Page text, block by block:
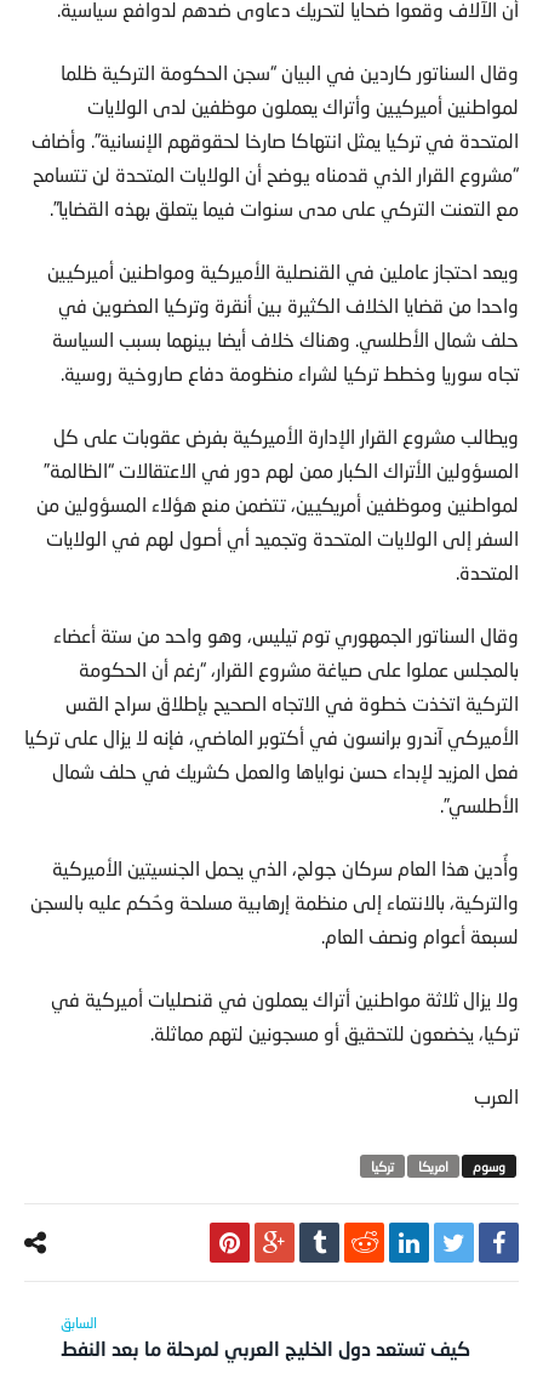
أن الآلاف وقعوا ضحايا لتحريك دعاوى ضدهم لدوافع سياسية.
وقال السناتور كاردين في البيان “سجن الحكومة التركية ظلما
لمواطنين أميركيين وأتراك يعملون موظفين لدى الولايات
المتحدة في تركيا يمثل انتهاكا صارخا لحقوقهم الإنسانية”. وأضاف
“مشروع القرار الذي قدمناه يوضح أن الولايات المتحدة لن تتسامح
مع التعنت التركي على مدى سنوات فيما يتعلق بهذه القضايا”.
ويعد احتجاز عاملين في القنصلية الأميركية ومواطنين أميركيين
واحدا من قضايا الخلاف الكثيرة بين أنقرة وتركيا العضوين في
حلف شمال الأطلسي. وهناك خلاف أيضا بينهما بسبب السياسة
تجاه سوريا وخطط تركيا لشراء منظومة دفاع صاروخية روسية.
ويطالب مشروع القرار الإدارة الأميركية بفرض عقوبات على كل
المسؤولين الأتراك الكبار ممن لهم دور في الاعتقالات “الظالمة”
لمواطنين وموظفين أمريكيين، تتضمن منع هؤلاء المسؤولين من
السفر إلى الولايات المتحدة وتجميد أي أصول لهم في الولايات
المتحدة.
وقال السناتور الجمهوري توم تيليس، وهو واحد من ستة أعضاء
بالمجلس عملوا على صياغة مشروع القرار، “رغم أن الحكومة
التركية اتخذت خطوة في الاتجاه الصحيح بإطلاق سراح القس
الأميركي آندرو برانسون في أكتوبر الماضي، فإنه لا يزال على تركيا
فعل المزيد لإبداء حسن نواياها والعمل كشريك في حلف شمال
الأطلسي”.
وأُدين هذا العام سركان جولج، الذي يحمل الجنسيتين الأميركية
والتركية، بالانتماء إلى منظمة إرهابية مسلحة وحُكم عليه بالسجن
لسبعة أعوام ونصف العام.
ولا يزال ثلاثة مواطنين أتراك يعملون في قنصليات أميركية في
تركيا، يخضعون للتحقيق أو مسجونين لتهم مماثلة.
العرب
امريكا‬ تركيا
كيف تستعد دول الخليج العربي لمرحلة ما بعد النفط